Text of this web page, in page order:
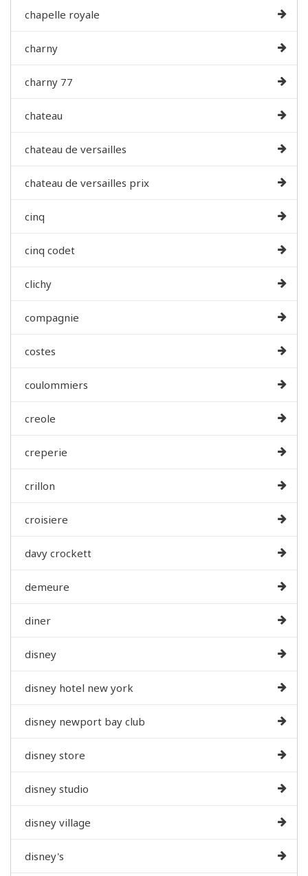
chapelle royale
charny
charny 77
chateau
chateau de versailles
chateau de versailles prix
cinq
cinq codet
clichy
compagnie
costes
coulommiers
creole
creperie
crillon
croisiere
davy crockett
demeure
diner
disney
disney hotel new york
disney newport bay club
disney store
disney studio
disney village
disney's